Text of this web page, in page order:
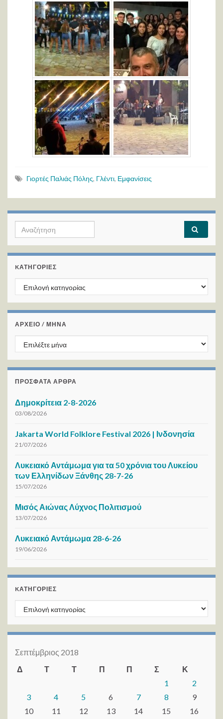
Γιορτές Παλιάς Πόλης, Γλέντι, Εμφανίσεις
Search for:
KΑΤΗΓΟΡΊΕΣ
Kατηγορίες
ΑΡΧΕΙΟ / ΜΗΝΑ
ΑΡΧΕΙΟ / ΜΗΝΑ
ΠΡΌΣΦΑΤΑ ΆΡΘΡΑ
Δημοκρίτεια 2-8-2026
03/08/2026
Jakarta World Folklore Festival 2026 | Ινδονησία
21/07/2026
Λυκειακό Αντάμωμα για τα 50 χρόνια του Λυκείου
των Ελληνίδων Ξάνθης 28-7-26
15/07/2026
Μισός Αιώνας Λύχνος Πολιτισμού
13/07/2026
Λυκειακό Αντάμωμα 28-6-26
19/06/2026
KΑΤΗΓΟΡΊΕΣ
Kατηγορίες
Σεπτέμβριος 2018
Δ
Τ Τ Π Π Σ
Κ
1
2
3
4 5 6 7 8
9
10
11 12 13 14 15
16